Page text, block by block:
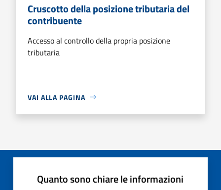
Cruscotto della posizione tributaria del
contribuente
Accesso al controllo della propria posizione
tributaria
VAI ALLA PAGINA
Quanto sono chiare le informazioni